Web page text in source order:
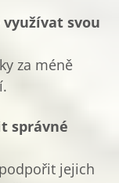
svou
za méně
správné
jejich